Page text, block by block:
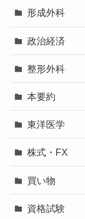
形成外科
政治経済
整形外科
本要約
東洋医学
株式・FX
買い物
資格試験